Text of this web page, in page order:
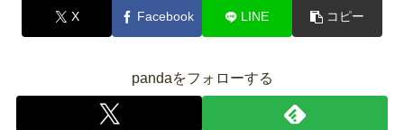
X Facebook LINE コピー
pandaをフォローする